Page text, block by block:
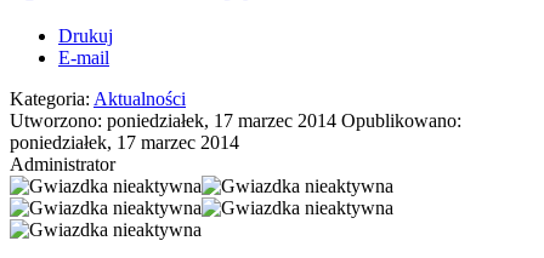
Drukuj
E-mail
Kategoria: Aktualności
Utworzono: poniedziałek, 17 marzec 2014 Opublikowano:
poniedziałek, 17 marzec 2014
Administrator